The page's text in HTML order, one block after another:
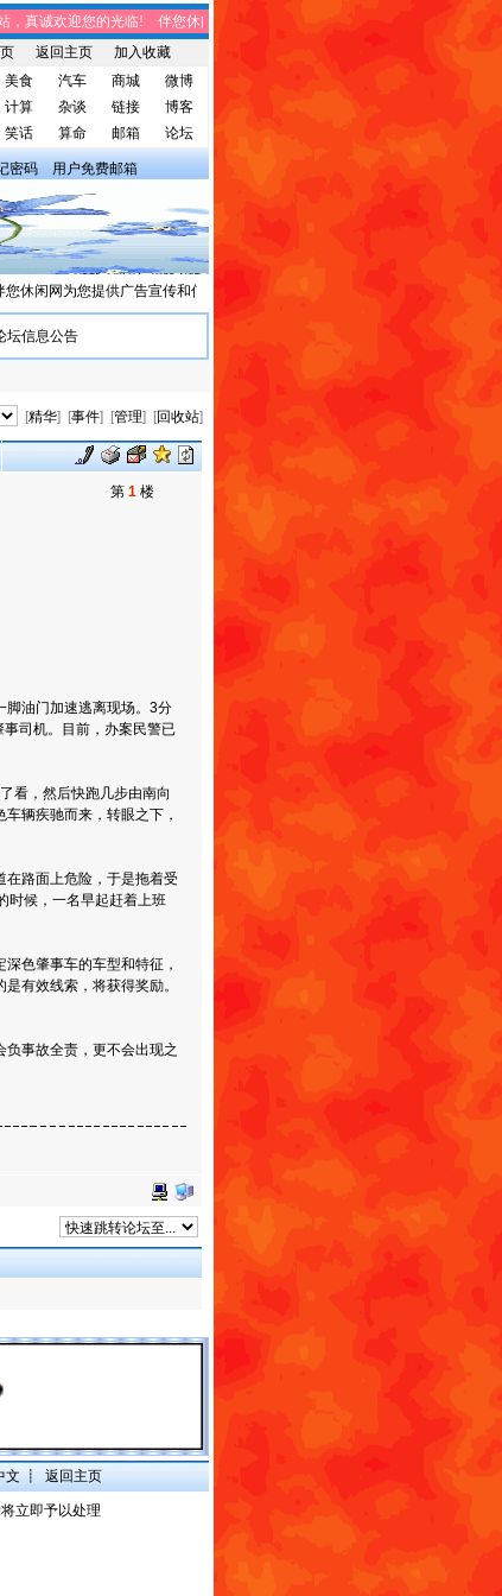
，真诚欢迎您的光临! 伴您休闲网站，将免费给您带来趣味时事、笑话集锦
返回主页
加入收藏
美食 汽车 商城
微博
计算 杂谈 链接
博客
笑话 算命 邮箱 论坛
密码 用户免费邮箱
休闲网为您提供广告宣传和信息发布，有需求者请与我们联系。
坛信息公告
[精华] [事件] [管理] [回收站]
第 1楼
脚油门加速逃离现场。3分
司机。目前，办案民警已
看，然后快跑几步由南向
辆疾驰而来，转眼之下，
路面上危险，于是拖着受
时候，一名早起赶着上班
色肇事车的车型和特征，
有效线索，将获得奖励。
事故全责，更不会出现之
文 ┋ 返回主页
立即予以处理